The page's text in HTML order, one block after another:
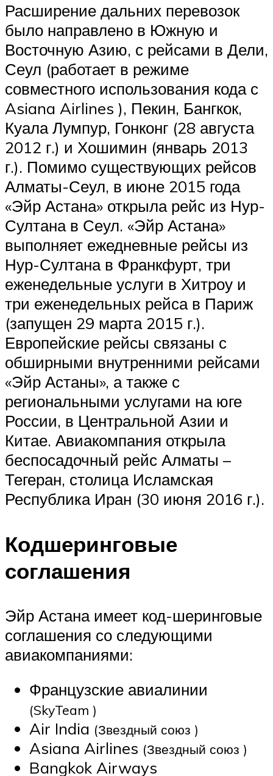
Расширение дальних перевозок
было направлено в Южную и
Восточную Азию, с рейсами в Дели,
Сеул (работает в режиме
совместного использования кода с
Asiana Airlines ), Пекин, Бангкок,
Куала Лумпур, Гонконг (28 августа
2012 г.) и Хошимин (январь 2013
г.). Помимо существующих рейсов
Алматы-Сеул, в июне 2015 года
«Эйр Астана» открыла рейс из Нур-
Султана в Сеул. «Эйр Астана»
выполняет ежедневные рейсы из
Нур-Султана в Франкфурт, три
еженедельные услуги в Хитроу и
три еженедельных рейса в Париж
(запущен 29 марта 2015 г.).
Европейские рейсы связаны с
обширными внутренними рейсами
«Эйр Астаны», а также с
региональными услугами на юге
России, в Центральной Азии и
Китае. Авиакомпания открыла
беспосадочный рейс Алматы –
Тегеран, столица Исламская
Республика Иран (30 июня 2016 г.).
Кодшеринговые
соглашения
Эйр Астана имеет код-шеринговые
соглашения со следующими
авиакомпаниями:
Французские авиалинии
(SkyTeam )
Air India (Звездный союз )
Asiana Airlines (Звездный союз )
Bangkok Airways